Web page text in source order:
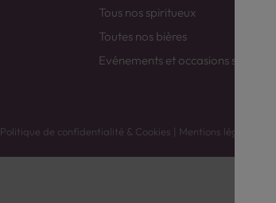
Tous nos spiritueux
Toutes nos bières
Evénements et occasions spéciales
Politique de confidentialité & Cookies | Mentions légales